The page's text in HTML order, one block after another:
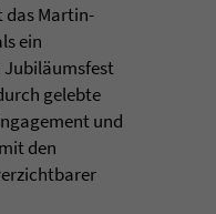
das Martin-
ein
Jubiläumsfest
gelebte
und
den